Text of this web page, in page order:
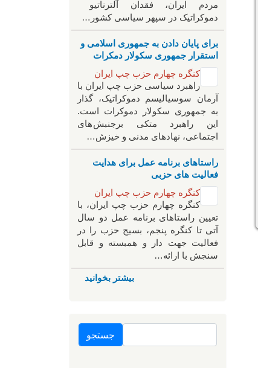
مردم ایران، فقدان آلترناتیو
دموکراتیک در سپهر سیاسی کشور…
برای پایان دادن به جمهوری اسلامی و
استقرار جمهوری سکولار دمکرات
کنگره چهارم حزب چپ ایران
راهبرد سياسی حزب چپ ایران با
آرمان سوسیالیسم دموکراتیک، گذار
به جمهوری سکولار دموکرات است.
این راهبرد متکی برجنبش های
اجتماعی، نهادهای مدنی و خیزش‌…
راستاهای برنامه عمل برای هدایت
فعالیت های حزبی
کنگره چهارم حزب چپ ایران
کنگره چهارم حزب چپ ایران، با
تعیین راستاهای برنامه عمل دو سال
آتی تا کنگره پنجم، بسیج حزب را در
فعالیت جهت دار و همبسته و قابل
سنجش با ارائه…
بیشتر بخوانید
جستجو